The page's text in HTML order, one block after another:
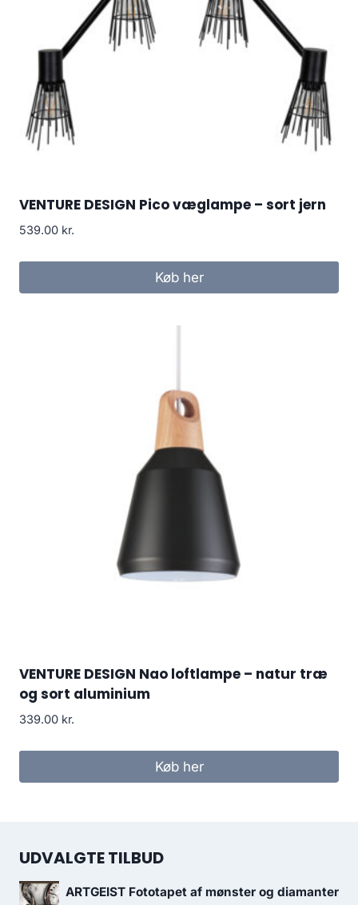
VENTURE DESIGN Pico væglampe – sort jern
539.00 kr.
Køb her
VENTURE DESIGN Nao loftlampe – natur træ
og sort aluminium
339.00 kr.
Køb her
UDVALGTE TILBUD
ARTGEIST Fototapet af mønster og diamanter